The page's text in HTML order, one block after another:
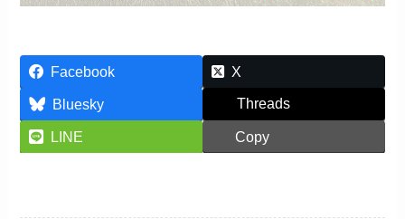
Facebook
X
Bluesky
Threads
LINE Copy